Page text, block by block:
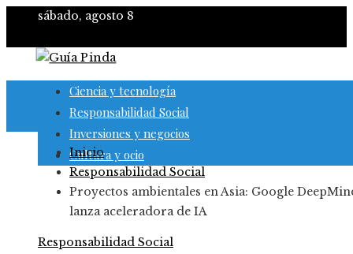
sábado, agosto 8
Ciencia y tecnología
Responsabilidad Social
Inversiones y negocios
Cultura y ocio
Inicio
Responsabilidad Social
Proyectos ambientales en Asia: Google
lanza aceleradora de IA
Responsabilidad Social